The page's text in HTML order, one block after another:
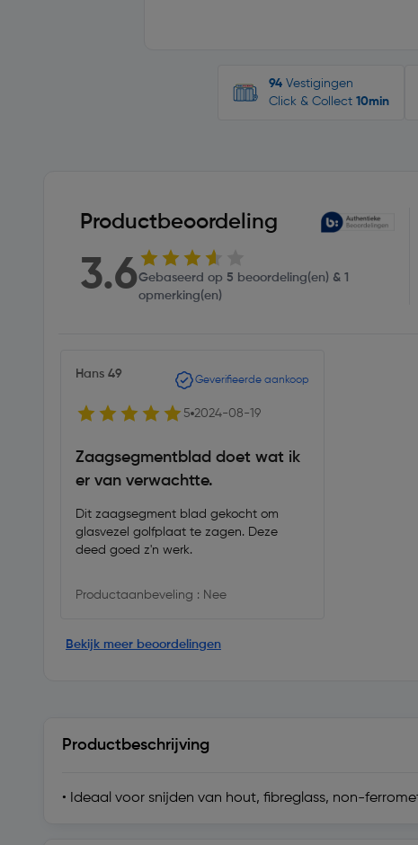
94 Vestigingen
Click & Collect 10min
Productbeoordeling
3.6Gebaseerd op 5 beoordeling(en) & 1
opmerking(en)
Hans 49 Geverifieerde aankoop
5 2024-08-19
Zaagsegmentblad doet wat ik
er van verwachtte.
Dit zaagsegment blad gekocht om
glasvezel golfplaat te zagen. Deze
deed goed z'n werk.
Productaanbeveling : Nee
Bekijk meer beoordelingen
Productbeschrijving
• Ideaal voor snijden van hout, fibreglass, non-